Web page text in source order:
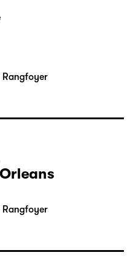
Buchberger